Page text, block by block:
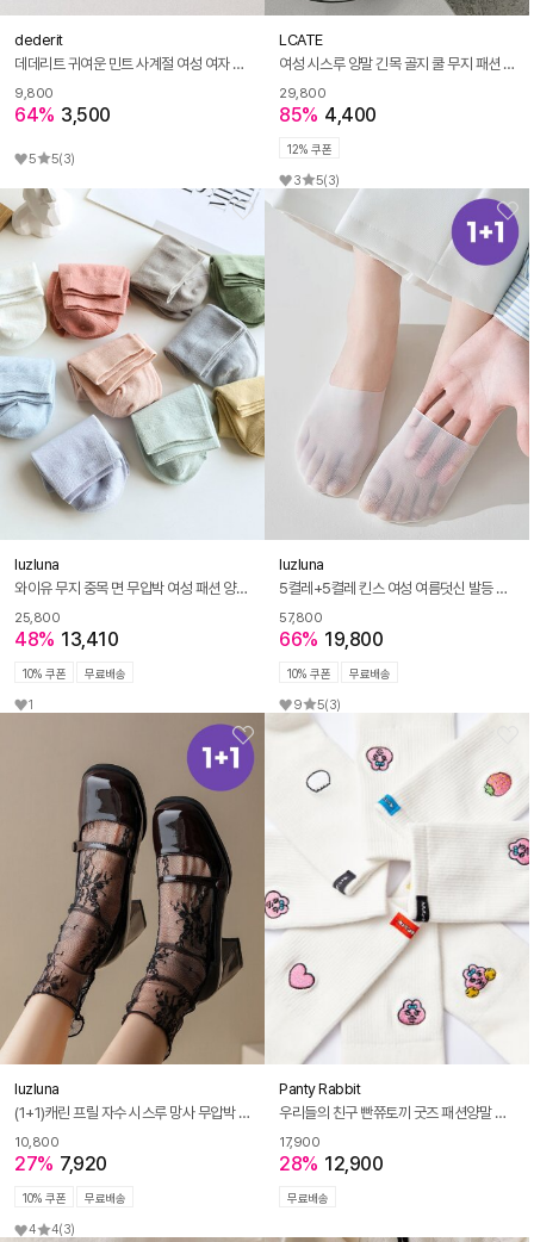
dederit
데데리트 귀여운 민트 사계절 여성 여자 패션 디자인 캐릭터 예쁜 양말
9,800
64% 3,500
5 5(3)
LCATE
여성 시스루 양말 긴목 골지 쿨 무지 패션 여름양말 LDSC008
29,800
85% 4,400
12% 쿠폰
3 5(3)
luzluna
와이유 무지 중목 면 무압박 여성 패션 양말 5켤레 세트
25,800
48% 13,410
10% 쿠폰 무료배송
1
luzluna
5켤레+5켤레 킨스 여성 여름덧신 발등 시스루 덧신 페이크삭스 양말
57,800
66% 19,800
10% 쿠폰 무료배송
9 5(3)
luzluna
(1+1)캐린 프릴 자수 시스루 망사 무압박 여름 스타킹 양말
10,800
27% 7,920
10% 쿠폰 무료배송
4 4(3)
Panty Rabbit
우리들의 친구 빤쮸토끼 굿즈 패션양말 캐릭터양말 7종
17,900
28% 12,900
무료배송